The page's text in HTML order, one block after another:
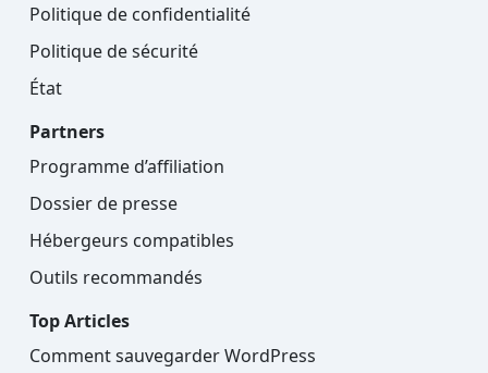
Politique de confidentialité
Politique de sécurité
État
Partners
Programme d’affiliation
Dossier de presse
Hébergeurs compatibles
Outils recommandés
Top Articles
Comment sauvegarder WordPress